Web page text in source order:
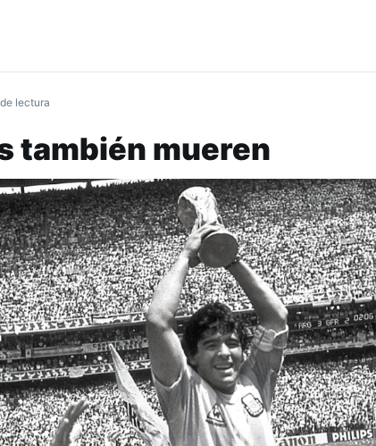
lectura
también mueren